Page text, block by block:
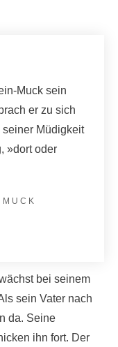
Muck sein
er zu sich
seiner Müdigkeit
»dort oder
bei seinem
sein Vater nach
da. Seine
ihn fort. Der